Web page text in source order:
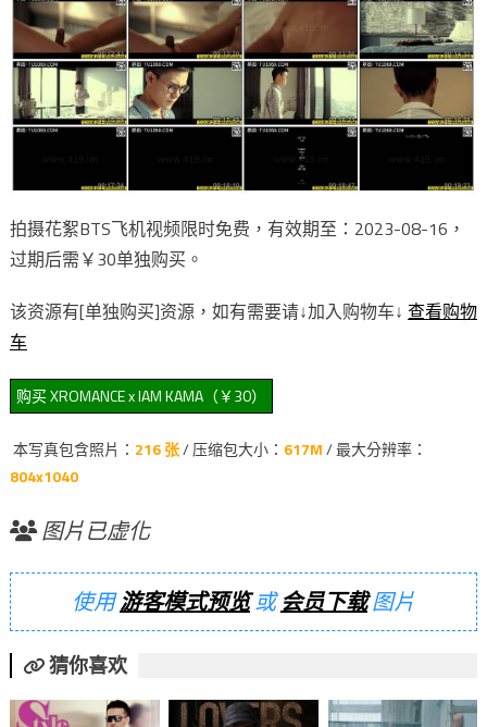
拍摄花絮BTS飞机视频限时免费，有效期至：2023-08-16，
过期后需￥30单独购买。
该资源有[单独购买]资源，如有需要请↓加入购物车↓ 查看购物
车
本写真包含照片： 216 张/ 压缩包大小： 617M/ 最大分辨率：
804x1040
图片已虚化
使用游客模式预览或会员下载图片
猜你喜欢